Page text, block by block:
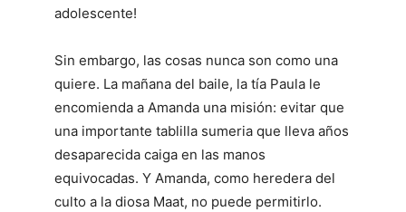
adolescente!
Sin embargo, las cosas nunca son como una
quiere. La mañana del baile, la tía Paula le
encomienda a Amanda una misión: evitar que
una importante tablilla sumeria que lleva años
desaparecida caiga en las manos
equivocadas. Y Amanda, como heredera del
culto a la diosa Maat, no puede permitirlo.